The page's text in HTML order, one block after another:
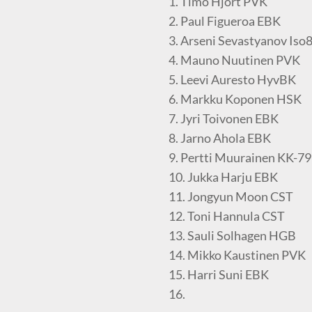
2. Paul Figueroa EBK
3. Arseni Sevastyanov Iso8
4. Mauno Nuutinen PVK
5. Leevi Auresto HyvBK
6. Markku Koponen HSK
7. Jyri Toivonen EBK
8. Jarno Ahola EBK
9. Pertti Muurainen KK-79
10. Jukka Harju EBK
11. Jongyun Moon CST
12. Toni Hannula CST
13. Sauli Solhagen HGB
14. Mikko Kaustinen PVK
15. Harri Suni EBK
16.